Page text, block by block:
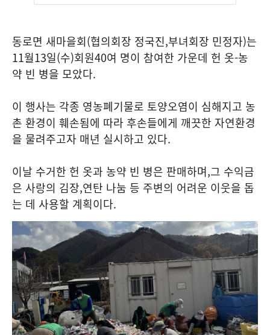
동로면 새마을회(협의회장 정국진,부녀회장 민정자)는
11월13일(수)회원40여 명이 참여한 가운데 헌 옷-농
약 빈 병을 모았다.
이 행사는 각종 영농폐기물로 토양오염이 심해지고 농
촌 환경이 훼손됨에 따라 후손들에게 깨끗한 자연환경
을 물려주고자 매년 실시하고 있다.
이날 수거한 헌 옷과 농약 빈 병은 판매하며,그 수익금
은 사랑의 김장,연탄 나눔 등 주변의 어려운 이웃을 돕
는 데 사용할 계획이다.